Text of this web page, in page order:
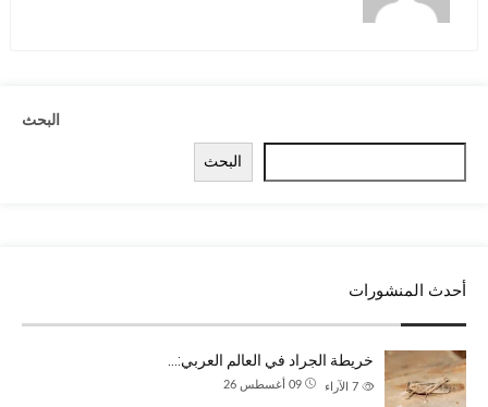
البحث
البحث
أحدث المنشورات
خريطة الجراد في العالم العربي:…
09 أغسطس 26 الآراء